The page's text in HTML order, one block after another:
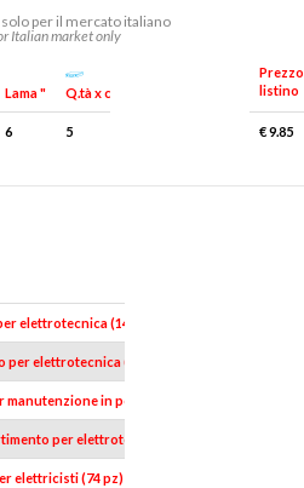
per il mercato italiano
Italian market only
Lama " Q.tà x conf.
Prezzo
listino
6 5 € 9.85
elettrotecnica (14 pz)
per elettrotecnica (14 pz)
in pollici (174 pz)
per elettrotecnica (20 pz)
elettricisti (74 pz)